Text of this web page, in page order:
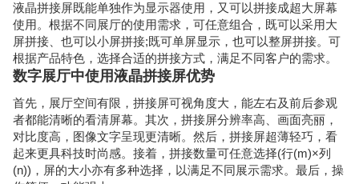
液晶拼接屏既能单独作为显示器使用，又可以拼接成超大屏幕
使用。根据不同展厅的使用需求，可任意组合，既可以采用大
屏拼接、也可以小屏拼接;既可单屏显示，也可以整屏拼接。可
根据产品特色，选择合适的拼接方式，满足不同客户的需求。
数字展厅中使用液晶拼接屏优势
首先，展厅空间有限，拼接屏可视角度大，能左右及前后参观
者都能清晰的看清屏幕。其次，拼接屏分辨率高、画面亮丽，
对比度高，图像文字呈现更清晰。然后，拼接屏超薄轻巧，看
起来更具科技时尚感。接着，拼接数量可任意选择(行(m)×列
(n))，屏的大小亦有多种选择，以满足不同展示需求。最后，操